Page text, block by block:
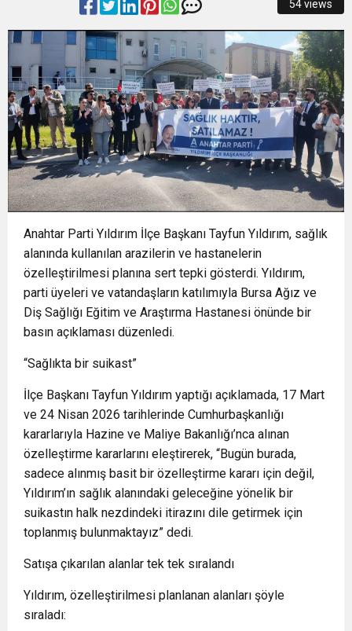
Büyükşehir’den sahada “Kırmızı Altın” mesaisi
14:24 BAŞKAN VEKİLİ ŞAHİN BİBA: “BURSA’NIN
GELECEĞİNİ BÜTÜNCÜL BİR ANLAYIŞLA
PLANLIYORUZ”
14:21 BÜYÜKŞEHİR’DEN AFETLERE HAZIR İKİ YENİ
MOBİL ARAÇ
16:33 İLKLERİN FESTİVALİNDE ÇOCUKLAR DA ŞEN
ŞAKRAK
18:55 Başkan Aydın Osmangazi’nin Nabzını Sahada
Tuttu
54 views
Anahtar Parti Yıldırım İlçe Başkanı Tayfun Yıldırım, sağlık
alanında kullanılan arazilerin ve hastanelerin
özelleştirilmesi planına sert tepki gösterdi. Yıldırım,
parti üyeleri ve vatandaşların katılımıyla Bursa Ağız ve
Diş Sağlığı Eğitim ve Araştırma Hastanesi önünde bir
basın açıklaması düzenledi.
“Sağlıkta bir suikast”
İlçe Başkanı Tayfun Yıldırım yaptığı açıklamada, 17 Mart
ve 24 Nisan 2026 tarihlerinde Cumhurbaşkanlığı
kararlarıyla Hazine ve Maliye Bakanlığı’nca alınan
özelleştirme kararlarını eleştirerek, “Bugün burada,
sadece alınmış basit bir özelleştirme kararı için değil,
Yıldırım’ın sağlık alanındaki geleceğine yönelik bir
suikastın halk nezdindeki itirazını dile getirmek için
toplanmış bulunmaktayız” dedi.
Satışa çıkarılan alanlar tek tek sıralandı
Yıldırım, özelleştirilmesi planlanan alanları şöyle
sıraladı: